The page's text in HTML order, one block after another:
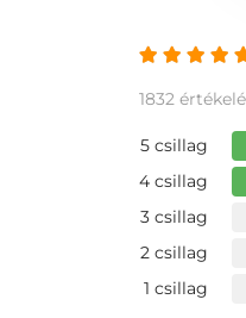
1832
5 csillag
4 csillag
3 csillag
2 csillag
1 csillag